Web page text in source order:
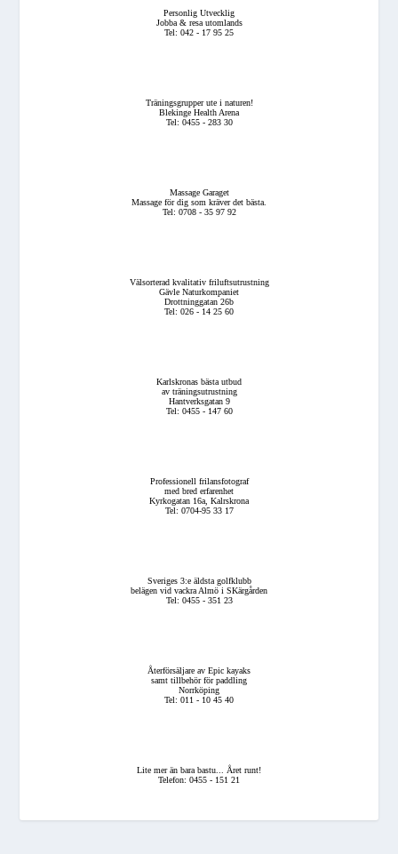
Personlig Utvecklig
Jobba & resa utomlands
Tel: 042 - 17 95 25
Träningsgrupper ute i naturen!
Blekinge Health Arena
Tel: 0455 - 283 30
Massage Garaget
Massage för dig som kräver det bästa.
Tel: 0708 - 35 97 92
Välsorterad kvalitativ friluftsutrustning
Gävle Naturkompaniet
Drottninggatan 26b
Tel: 026 - 14 25 60
Karlskronas bästa utbud
av träningsutrustning
Hantverksgatan 9
Tel: 0455 - 147 60
Professionell frilansfotograf
med bred erfarenhet
Kyrkogatan 16a, Kalrskrona
Tel: 0704-95 33 17
Sveriges 3:e äldsta golfklubb
belägen vid vackra Almö i SKärgården
Tel: 0455 - 351 23
Återförsäljare av Epic kayaks
samt tillbehör för paddling
Norrköping
Tel: 011 - 10 45 40
Lite mer än bara bastu... Året runt!
Telefon: 0455 - 151 21